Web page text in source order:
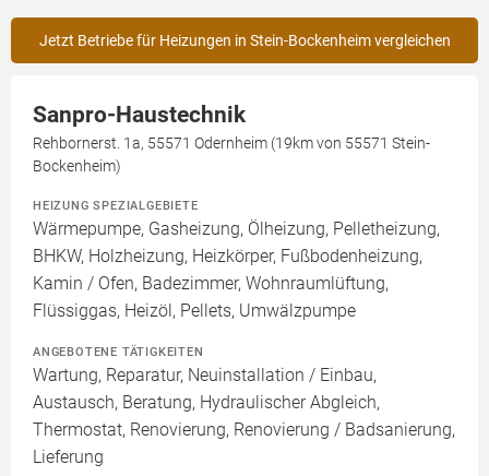
Jetzt Betriebe für Heizungen in Stein-Bockenheim vergleichen
Sanpro-Haustechnik
Rehbornerst. 1a, 55571 Odernheim (19km von 55571 Stein-
Bockenheim)
HEIZUNG SPEZIALGEBIETE
Wärmepumpe, Gasheizung, Ölheizung, Pelletheizung,
BHKW, Holzheizung, Heizkörper, Fußbodenheizung,
Kamin / Ofen, Badezimmer, Wohnraumlüftung,
Flüssiggas, Heizöl, Pellets, Umwälzpumpe
ANGEBOTENE TÄTIGKEITEN
Wartung, Reparatur, Neuinstallation / Einbau,
Austausch, Beratung, Hydraulischer Abgleich,
Thermostat, Renovierung, Renovierung / Badsanierung,
Lieferung